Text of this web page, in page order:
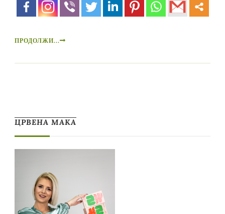
ПРОДОЛЖИ...
ЦРВЕНА МАКА